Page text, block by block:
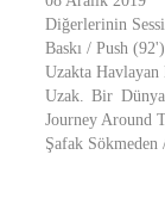
Diğerlerinin
Baskı / Push (92')
Uzakta
Uzak. Bir
Journey Around
Şafak